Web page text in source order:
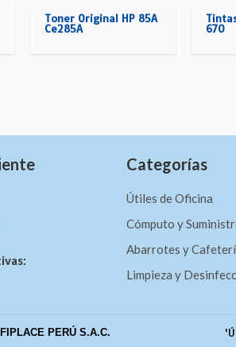
Toner Original HP 85A
Ce285A
670
Categorías
Útiles de Oficina
Cómputo y
Abarrotes y
Limpieza y
PERÚ S.A.C.